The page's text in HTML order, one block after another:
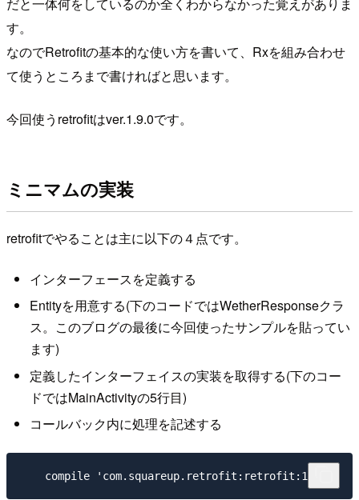
す。
なのでRetrofitの基本的な使い方を書いて、Rxを組み合わせ
て使うところまで書ければと思います。
今回使うretrofitはver.1.9.0です。
ミニマムの実装
retrofitでやることは主に以下の４点です。
インターフェースを定義する
Entityを用意する(下のコードではWetherResponseクラ
ス。このブログの最後に今回使ったサンプルを貼ってい
ます)
定義したインターフェイスの実装を取得する(下のコー
ドではMainActivityの5行目)
コールバック内に処理を記述する